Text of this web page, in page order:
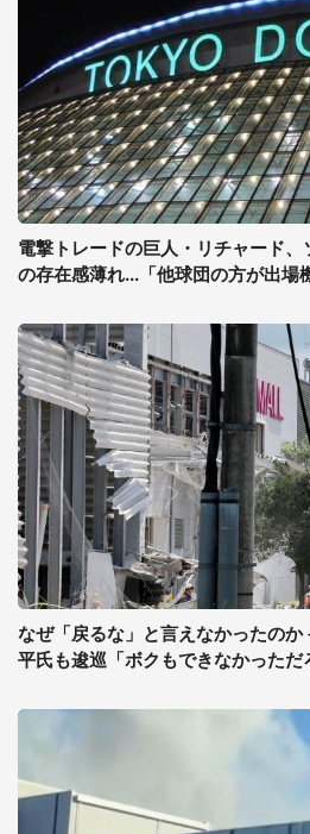
電撃トレードの巨人・リチャード
の存在感薄れ...「他球団の方が出場
なぜ「戻るな」と言えなかったの
平氏も逡巡「ボクもできなかっただ